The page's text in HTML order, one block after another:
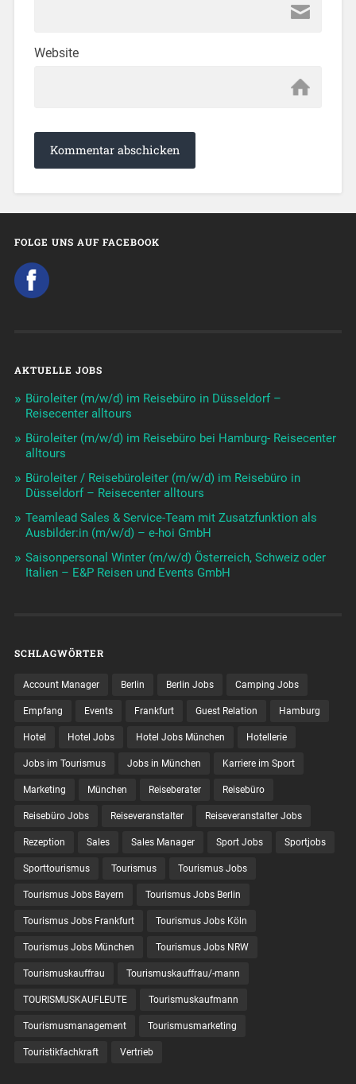
Website
FOLGE UNS AUF FACEBOOK
AKTUELLE JOBS
Büroleiter (m/w/d) im Reisebüro in Düsseldorf –
Reisecenter alltours
Büroleiter (m/w/d) im Reisebüro bei Hamburg- Reisecenter
alltours
Büroleiter / Reisebüroleiter (m/w/d) im Reisebüro in
Düsseldorf – Reisecenter alltours
Teamlead Sales & Service-Team mit Zusatzfunktion als
Ausbilder:in (m/w/d) – e-hoi GmbH
Saisonpersonal Winter (m/w/d) Österreich, Schweiz oder
Italien – E&P Reisen und Events GmbH
SCHLAGWÖRTER
Account Manager Berlin Berlin Jobs Camping Jobs
Empfang Events Frankfurt Guest Relation Hamburg
Hotel Hotel Jobs Hotel Jobs München Hotellerie
Jobs im Tourismus Jobs in München Karriere im Sport
Marketing München Reiseberater Reisebüro
Reisebüro Jobs Reiseveranstalter Reiseveranstalter Jobs
Rezeption Sales Sales Manager Sport Jobs Sportjobs
Sporttourismus Tourismus Tourismus Jobs
Tourismus Jobs Bayern Tourismus Jobs Berlin
Tourismus Jobs Frankfurt Tourismus Jobs Köln
Tourismus Jobs München Tourismus Jobs NRW
Tourismuskauffrau Tourismuskauffrau/-mann
TOURISMUSKAUFLEUTE Tourismuskaufmann
Tourismusmanagement Tourismusmarketing
Touristikfachkraft Vertrieb